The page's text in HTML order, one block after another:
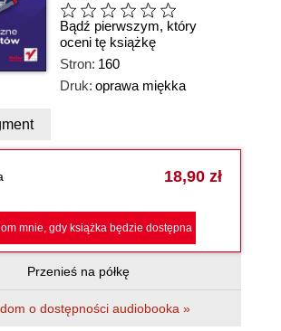
Bądź pierwszym, który
oceni tę książkę
Stron: 160
Druk: oprawa miękka
18,90 zł
mnie, gdy książka będzie dostępna
Przenieś na półkę
o dostępności audiobooka »